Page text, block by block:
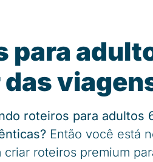
para
roteiros para
Então você está
criar roteiros premium